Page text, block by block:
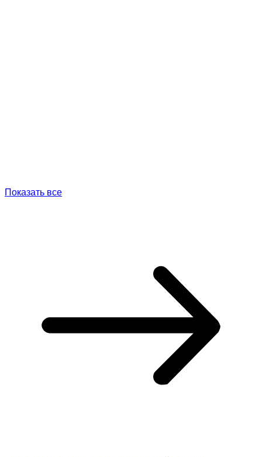
Показать все